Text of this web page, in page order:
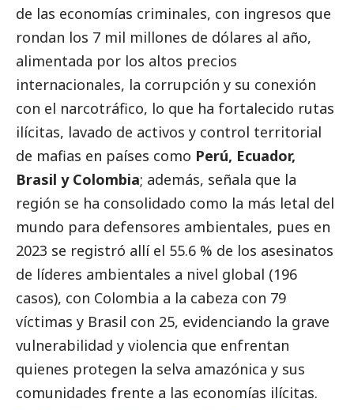
de las economías criminales, con ingresos que
rondan los 7 mil millones de dólares al año,
alimentada por los altos precios
internacionales, la corrupción y su conexión
con el narcotráfico, lo que ha fortalecido rutas
ilícitas, lavado de activos y control territorial
de mafias en países como Perú, Ecuador,
Brasil y Colombia; además, señala que la
región se ha consolidado como la más letal del
mundo para defensores ambientales, pues en
2023 se registró allí el 55.6 % de los asesinatos
de líderes ambientales a nivel global (196
casos), con Colombia a la cabeza con 79
víctimas y Brasil con 25, evidenciando la grave
vulnerabilidad y violencia que enfrentan
quienes protegen la selva amazónica y sus
comunidades frente a las economías ilícitas.